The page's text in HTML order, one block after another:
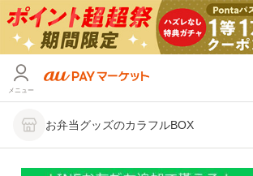
メニュー
お弁当グッズのカラフルBOX